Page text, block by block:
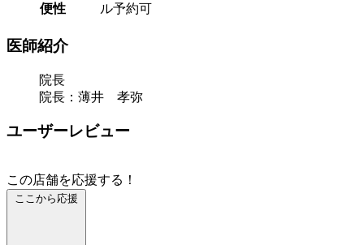
便性
ル予約可
医師紹介
院長
院長：薄井 孝弥
ユーザーレビュー
この店舗を応援する！
ここから応援